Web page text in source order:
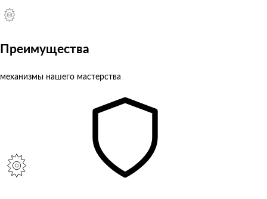
Преимущества
механизмы нашего мастерства